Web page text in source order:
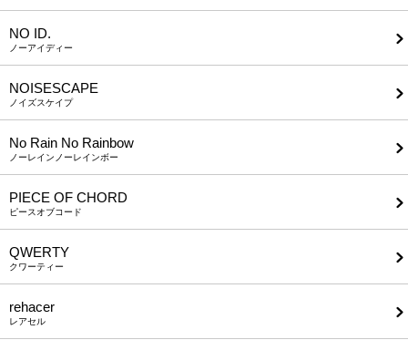
NO ID.
ノーアイディー
NOISESCAPE
ノイズスケイプ
No Rain No Rainbow
ノーレインノーレインボー
PIECE OF CHORD
ピースオブコード
QWERTY
クワーティー
rehacer
レアセル